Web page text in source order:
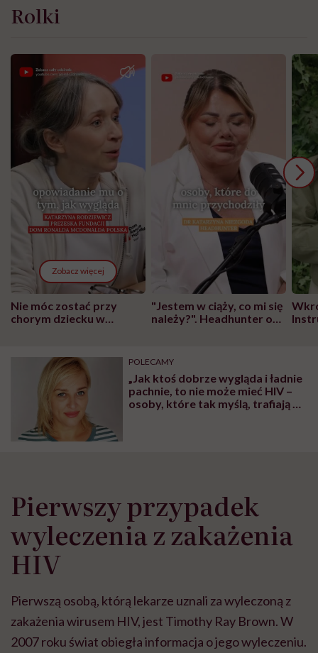
Rolki
Zobacz więcej
Nie móc zostać przy
chorym dziecku w
może chyba tylko
głupota i brak
"Jestem w ciąży, co mi się
należy?". Headhunter o
pracy
POLECAMY
„Jak ktoś dobrze wygląda i ładnie
pachnie, to nie może mieć HIV –
osoby, które tak myślą, trafiają do
Pierwszy przypadek
wyleczenia z zakażenia
HIV
Pierwszą osobą, którą lekarze uznali za wyleczoną z
zakażenia wirusem HIV, jest Timothy Ray Brown. W
2007 roku świat obiegła informacja o jego wyleczeniu.